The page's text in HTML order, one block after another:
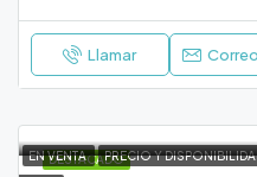
Llamar
DESTACADO
EN VENTA PRECIO Y